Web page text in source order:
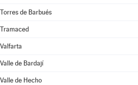
Torres de Barbués
Tramaced
Valfarta
Valle de Bardají
Valle de Hecho